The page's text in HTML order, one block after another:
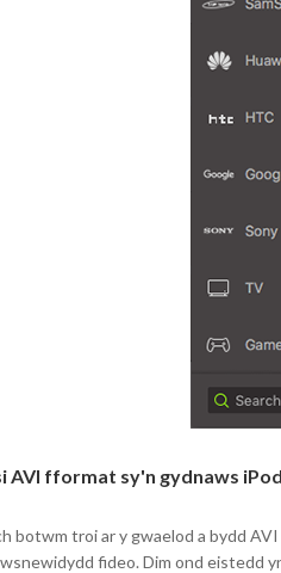
AVI fformat sy'n gydnaws iPod
botwm troi ar y gwaelod a bydd
fideo. Dim ond eistedd